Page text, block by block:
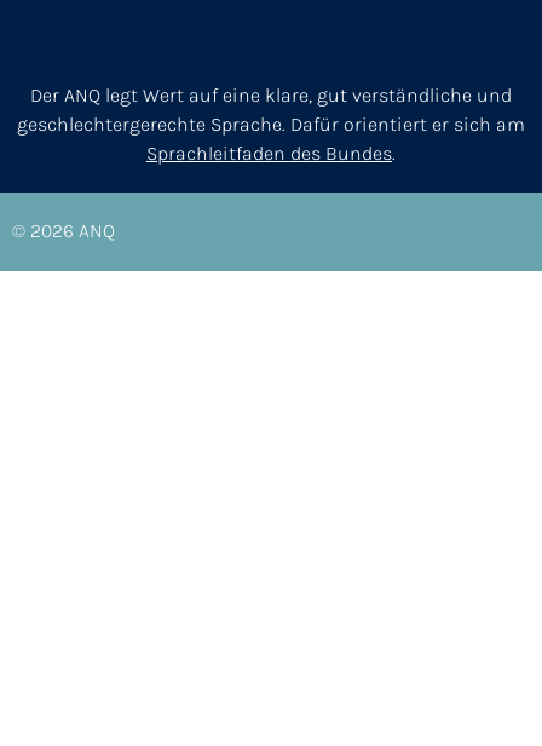
Der ANQ legt Wert auf eine klare, gut verständliche und
geschlechtergerechte Sprache. Dafür orientiert er sich am
Sprachleitfaden des Bundes.
© 2026 ANQ